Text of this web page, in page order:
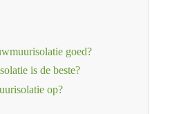
goed?
is de beste?
op?